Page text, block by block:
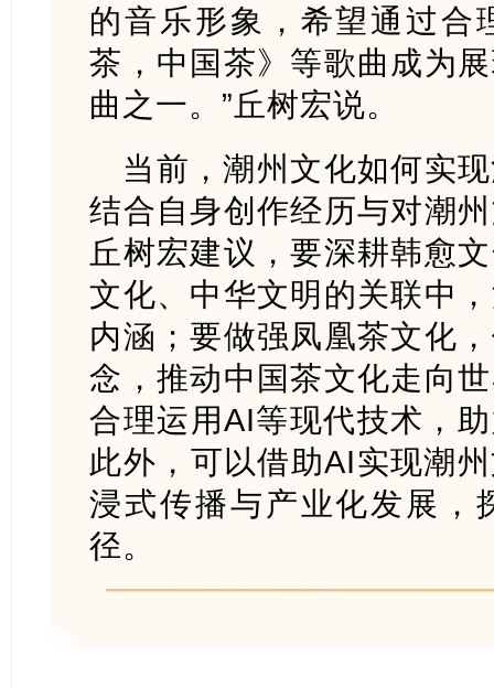
的音乐形象，希望通过合
茶，中国茶》等歌曲成为
曲之一。”丘树宏说。
当前，潮州文化如何实
结合自身创作经历与对潮
丘树宏建议，要深耕韩愈
文化、中华文明的关联中
内涵；要做强凤凰茶文化
念，推动中国茶文化走向
合理运用AI等现代技术，
此外，可以借助AI实现潮
浸式传播与产业化发展，
径。